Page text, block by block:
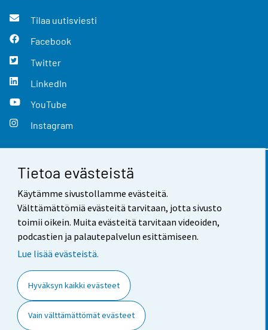
Tietoa evästeistä
Käytämme sivustollamme evästeitä.
Välttämättömiä evästeitä tarvitaan, jotta sivusto
toimii oikein. Muita evästeitä tarvitaan videoiden,
podcastien ja palautepalvelun esittämiseen.
Lue lisää evästeistä.
Hyväksyn kaikki evästeet
Vain välttämättömät evästeet
Tilaa uutisviesti
Facebook
Twitter
LinkedIn
YouTube
Instagram
Yhteystiedot
Palaute
Käyttöehdot
Saavutettavuus
Tietoa sivustosta
Evästeasetukset